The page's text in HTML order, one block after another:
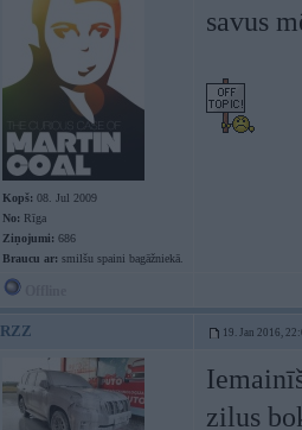
Kopš: 08. Jul 2009
No: Rīga
Ziņojumi: 686
Braucu ar: smilšu spaini bagāžniekā.
savus
RZZ 19. Jan 2016,
zilus